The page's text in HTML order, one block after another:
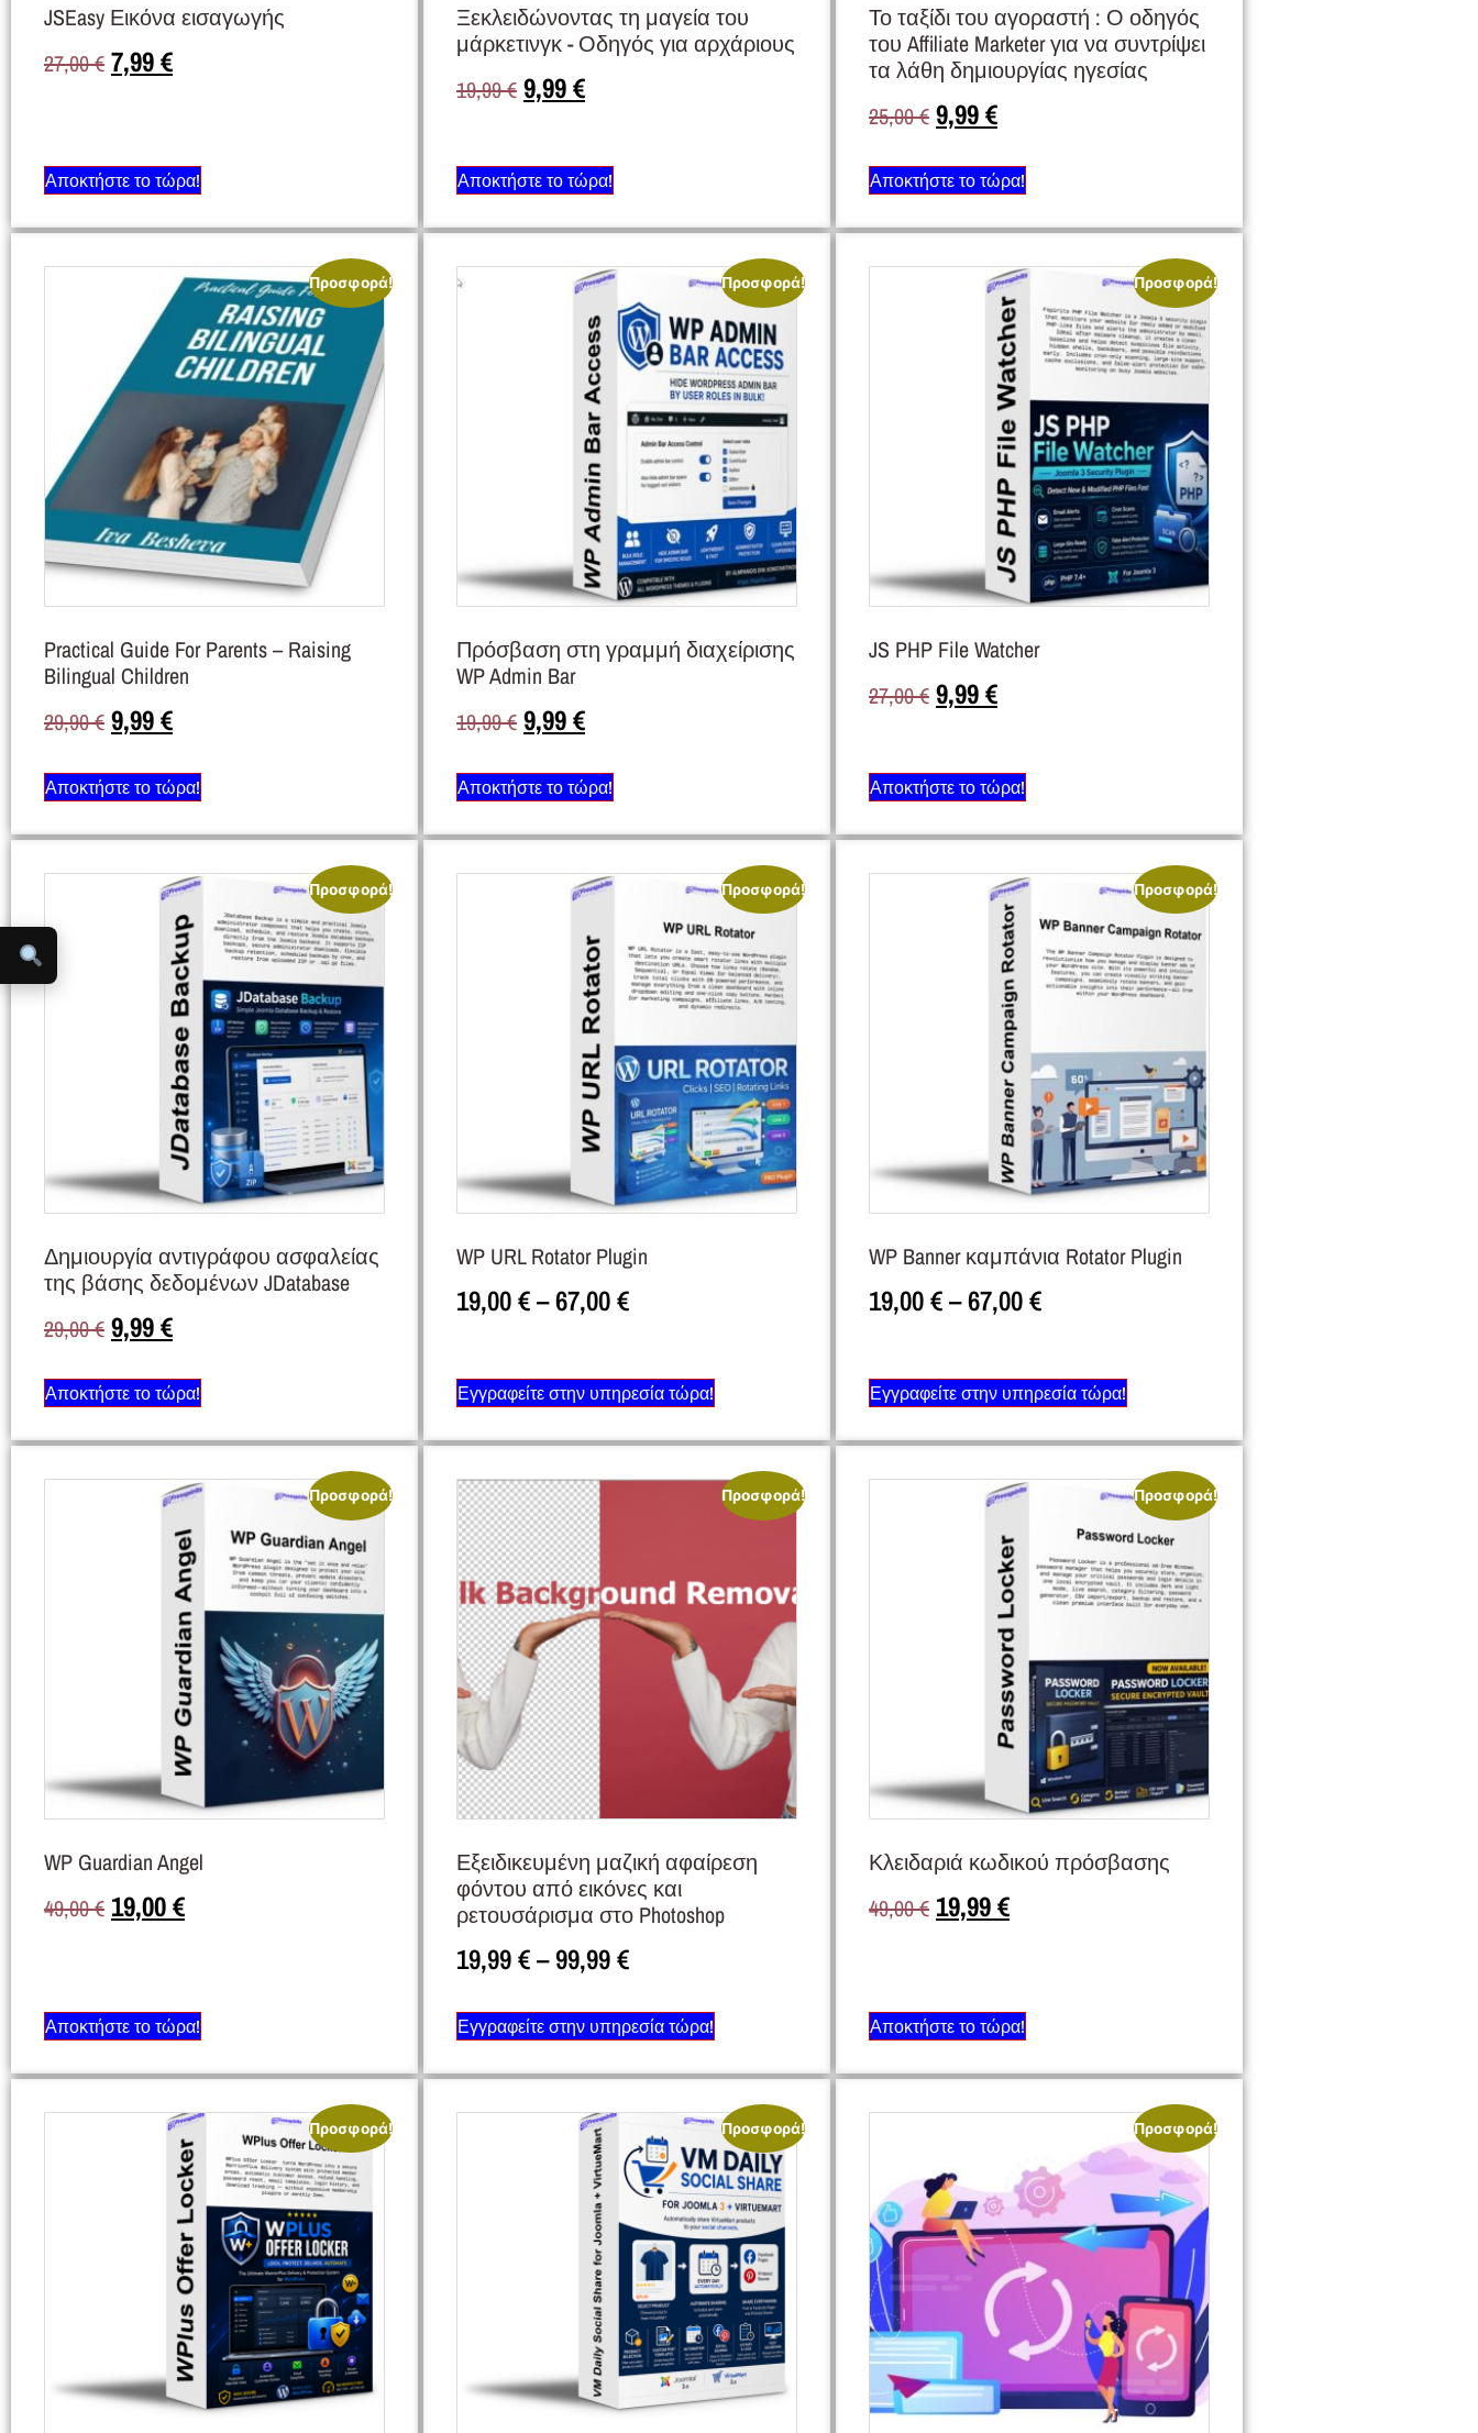
JSEasy Εικόνα εισαγωγής
27,00€ 7,99€
Αποκτήστε το τώρα!
Ξεκλειδώνοντας τη μαγεία του
μάρκετινγκ - Οδηγός για αρχάριους
19,99€ 9,99€
Αποκτήστε το τώρα!
Το ταξίδι του αγοραστή : Ο οδηγός
του Affiliate Marketer για να συντρίψει
τα λάθη δημιουργίας ηγεσίας
25,00€ 9,99€
Αποκτήστε το τώρα!
Προσφορά!
Practical Guide For Parents – Raising
Bilingual Children
29,90€ 9,99€
Αποκτήστε το τώρα!
Προσφορά!
Πρόσβαση στη γραμμή διαχείρισης
WP Admin Bar
19,99€ 9,99€
Αποκτήστε το τώρα!
Προσφορά!
JS PHP File Watcher
27,00€ 9,99€
Αποκτήστε το τώρα!
Προσφορά!
Δημιουργία αντιγράφου ασφαλείας
της βάσης δεδομένων JDatabase
29,00€ 9,99€
Αποκτήστε το τώρα!
Προσφορά!
WP URL Rotator Plugin
19,00€–67,00€
Εγγραφείτε στην υπηρεσία τώρα!
Προσφορά!
WP Banner καμπάνια Rotator Plugin
19,00€–67,00€
Εγγραφείτε στην υπηρεσία τώρα!
Προσφορά!
WP Guardian Angel
49,00€ 19,00€
Αποκτήστε το τώρα!
Προσφορά!
Εξειδικευμένη μαζική αφαίρεση
φόντου από εικόνες και
ρετουσάρισμα στο Photoshop
19,99€–99,99€
Εγγραφείτε στην υπηρεσία τώρα!
Προσφορά!
Κλειδαριά κωδικού πρόσβασης
49,00€ 19,99€
Αποκτήστε το τώρα!
Προσφορά! Προσφορά! Προσφορά!